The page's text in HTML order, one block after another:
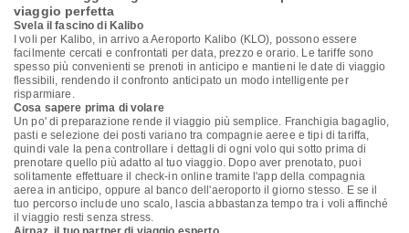
viaggio perfetta
Svela il fascino di Kalibo
I voli per Kalibo, in arrivo a Aeroporto Kalibo (KLO), possono essere
facilmente cercati e confrontati per data, prezzo e orario. Le tariffe sono
spesso più convenienti se prenoti in anticipo e mantieni le date di viaggio
flessibili, rendendo il confronto anticipato un modo intelligente per
risparmiare.
Cosa sapere prima di volare
Un po' di preparazione rende il viaggio più semplice. Franchigia bagaglio,
pasti e selezione dei posti variano tra compagnie aeree e tipi di tariffa,
quindi vale la pena controllare i dettagli di ogni volo qui sotto prima di
prenotare quello più adatto al tuo viaggio. Dopo aver prenotato, puoi
solitamente effettuare il check-in online tramite l'app della compagnia
aerea in anticipo, oppure al banco dell'aeroporto il giorno stesso. E se il
tuo percorso include uno scalo, lascia abbastanza tempo tra i voli affinché
il viaggio resti senza stress.